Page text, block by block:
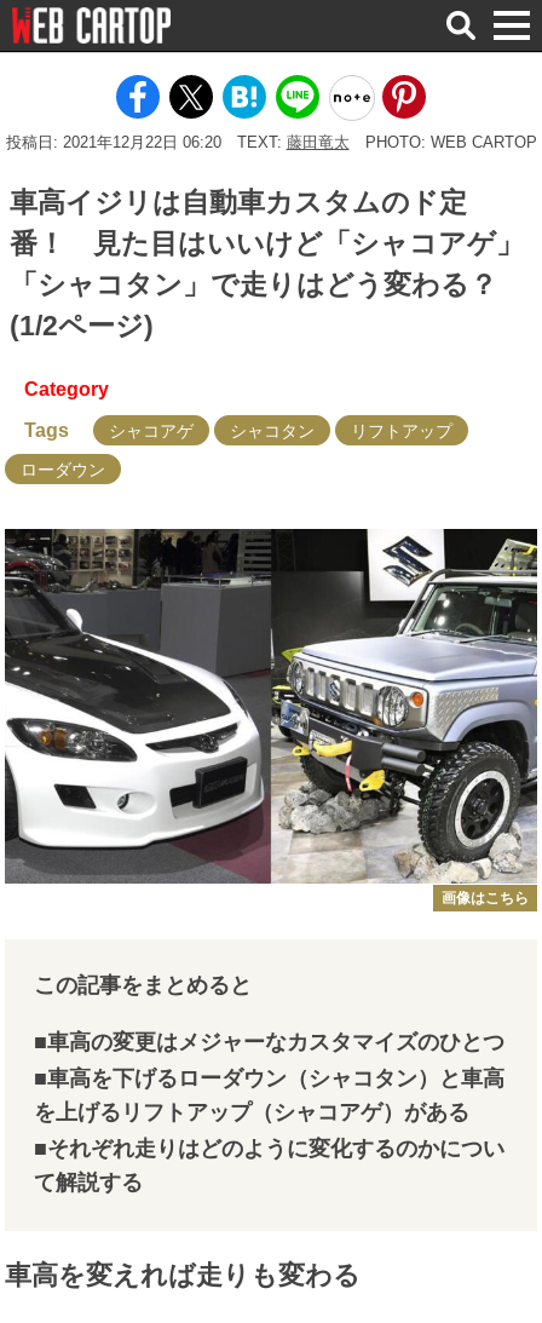
検
索
投稿日: 2021年12月22日 06:20 TEXT: 藤田竜太 PHOTO: WEB CARTOP
車高イジリは自動車カスタムのド定
番！ 見た目はいいけど「シャコアゲ」
「シャコタン」で走りはどう変わる？
(1/2ページ)
Category
Tags
シャコアゲ シャコタン
リフトアップ
ローダウン
画像はこちら
この記事をまとめると
■車高の変更はメジャーなカスタマイズのひとつ
■車高を下げるローダウン（シャコタン）と車高
を上げるリフトアップ（シャコアゲ）がある
■それぞれ走りはどのように変化するのかについ
て解説する
車高を変えれば走りも変わる